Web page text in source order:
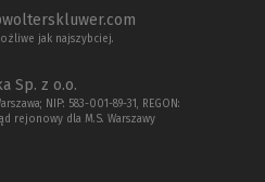
jak najszybciej.
Sp. z o.o.
NIP: 583-001-89-31, REGON:
rejonowy dla M.S. Warszawy